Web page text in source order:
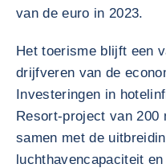
van de euro in 2023.
Het toerisme blijft een
drijfveren van de
Investeringen in
Resort-project van 200
samen met de
luchthavencapaciteit